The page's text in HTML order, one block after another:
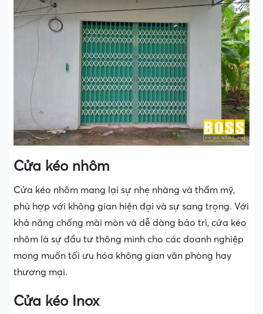
Cửa kéo nhôm
Cửa kéo nhôm mang lại sự nhẹ nhàng và thẩm mỹ,
phù hợp với không gian hiện đại và sự sang trọng. Với
khả năng chống mài mòn và dễ dàng bảo trì, cửa kéo
nhôm là sự đầu tư thông minh cho các doanh nghiệp
mong muốn tối ưu hóa không gian văn phòng hay
thương mại.
Cửa kéo Inox